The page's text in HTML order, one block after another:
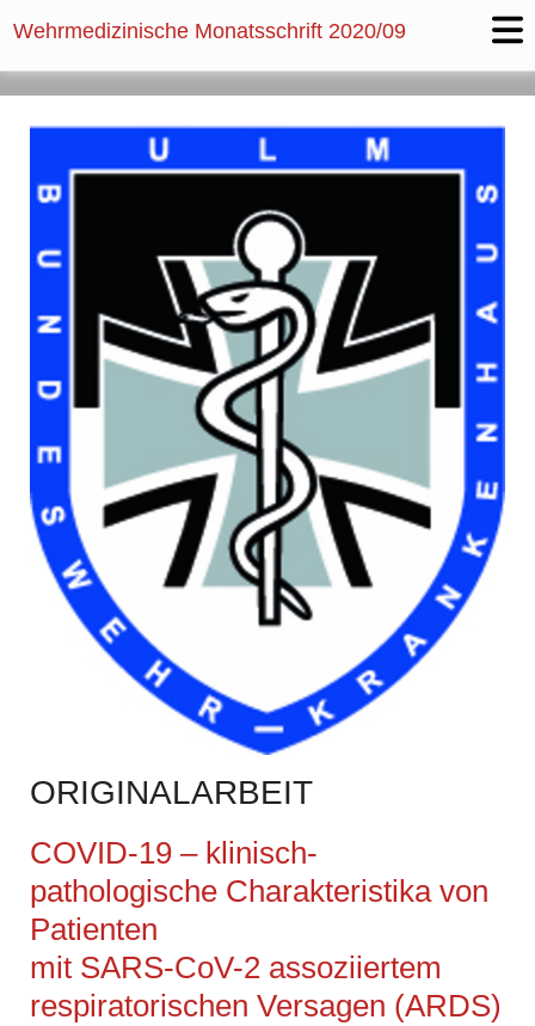
Wehrmedizinische Monatsschrift 2020/09
ORIGINALARBEIT
COVID-19 – klinisch-
pathologische Charakteristika von
Patienten
mit SARS-CoV-2 assoziiertem
respiratorischen Versagen (ARDS)